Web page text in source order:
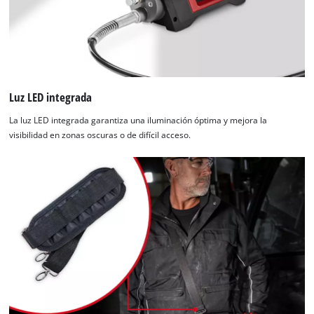
Luz LED integrada
La luz LED integrada garantiza una iluminación óptima y mejora la
visibilidad en zonas oscuras o de difícil acceso.